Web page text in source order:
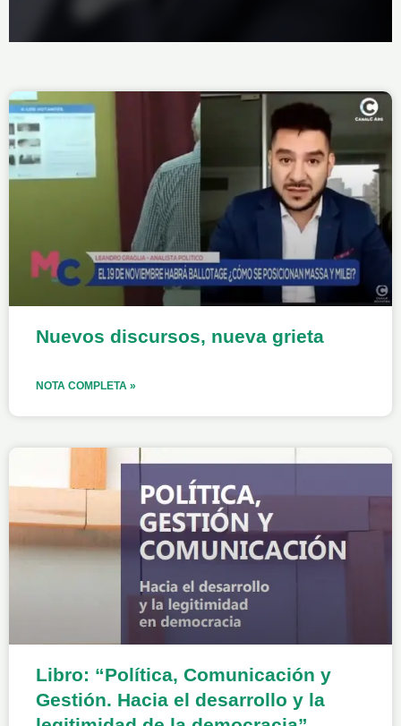
Nuevos discursos, nueva grieta
NOTA COMPLETA »
Libro: “Política, Comunicación y
Gestión. Hacia el desarrollo y la